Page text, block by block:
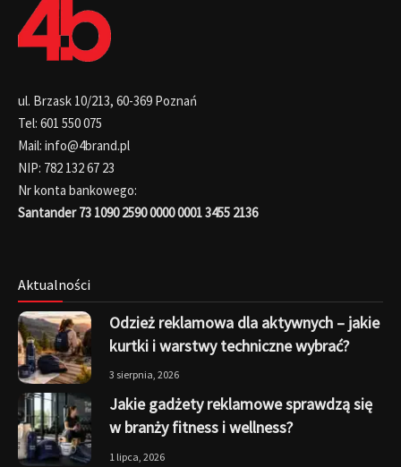
ul. Brzask 10/213, 60-369 Poznań
Tel: 601 550 075
Mail: info@4brand.pl
NIP: 782 132 67 23
Nr konta bankowego:
Santander 73 1090 2590 0000 0001 3455 2136
Aktualności
Odzież reklamowa dla aktywnych – jakie
kurtki i warstwy techniczne wybrać?
3 sierpnia, 2026
Jakie gadżety reklamowe sprawdzą się
w branży fitness i wellness?
1 lipca, 2026